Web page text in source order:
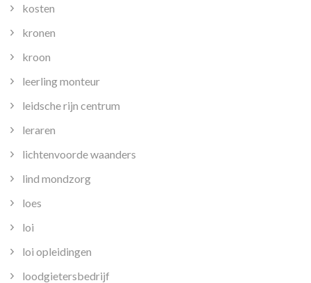
kosten
kronen
kroon
leerling monteur
leidsche rijn centrum
leraren
lichtenvoorde waanders
lind mondzorg
loes
loi
loi opleidingen
loodgietersbedrijf